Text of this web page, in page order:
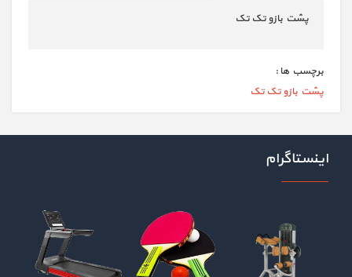
پشت بازو تک تک
برچسب ها :
پشت بازو تک تک
اینستاگرام